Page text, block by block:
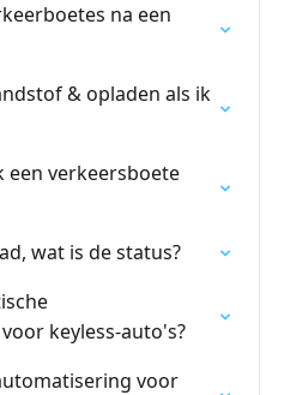
na een
& opladen als ik
een verkeersboete
wat is de status?
keyless-auto's?
voor